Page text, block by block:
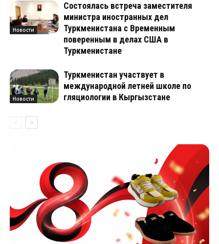
Новости
Состоялась встреча заместителя
министра иностранных дел
Туркменистана с Временным
поверенным в делах США в
Туркменистане
Новости
Туркменистан участвует в
международной летней школе по
гляциологии в Кыргызстане